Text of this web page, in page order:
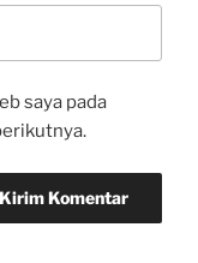
saya pada